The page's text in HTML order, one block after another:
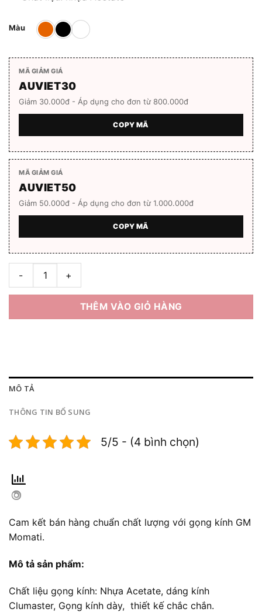
Màu
MÃ GIẢM GIÁ
AUVIET30
Giảm 30.000đ - Áp dụng cho đơn từ 800.000đ
COPY MÃ
MÃ GIẢM GIÁ
AUVIET50
Giảm 50.000đ - Áp dụng cho đơn từ 1.000.000đ
COPY MÃ
Gọng kính GM Momati Full Box số lượng
THÊM VÀO GIỎ HÀNG
MÔ TẢ
THÔNG TIN BỔ SUNG
5/5 - (4 bình chọn)
Cam kết bán hàng chuẩn chất lượng với gọng kính GM
Momati.
Mô tả sản phẩm:
Chất liệu gọng kính: Nhựa Acetate, dáng kính
Clumaster, Gọng kính dày, thiết kế chắc chắn.